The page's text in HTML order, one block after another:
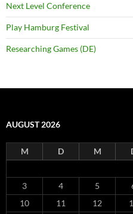
Next Level Conference
Play Hamburg Festival
Researching Games (DE)
AUGUST 2026
M D M
3
4 5
10
11 12